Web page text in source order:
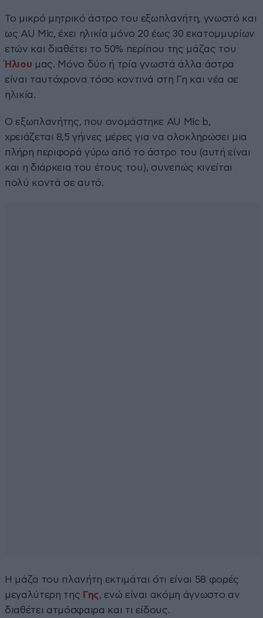
Το μικρό μητρικό άστρο του εξωπλανήτη, γνωστό και
ως AU Mic, έχει ηλικία μόνο 20 έως 30 εκατομμυρίων
ετών και διαθέτει το 50% περίπου της μάζας του
Ήλιου μας. Μόνο δύο ή τρία γνωστά άλλα άστρα
είναι ταυτόχρονα τόσο κοντινά στη Γη και νέα σε
ηλικία.
Ο εξωπλανήτης, που ονομάστηκε AU Mic b,
χρειάζεται 8,5 γήινες μέρες για να ολοκληρώσει μια
πλήρη περιφορά γύρω από το άστρο του (αυτή είναι
και η διάρκεια του έτους του), συνεπώς κινείται
πολύ κοντά σε αυτό.
Η μάζα του πλανήτη εκτιμάται ότι είναι 58 φορές
μεγαλύτερη της Γης, ενώ είναι ακόμη άγνωστο αν
διαθέτει ατμόσφαιρα και τι είδους.